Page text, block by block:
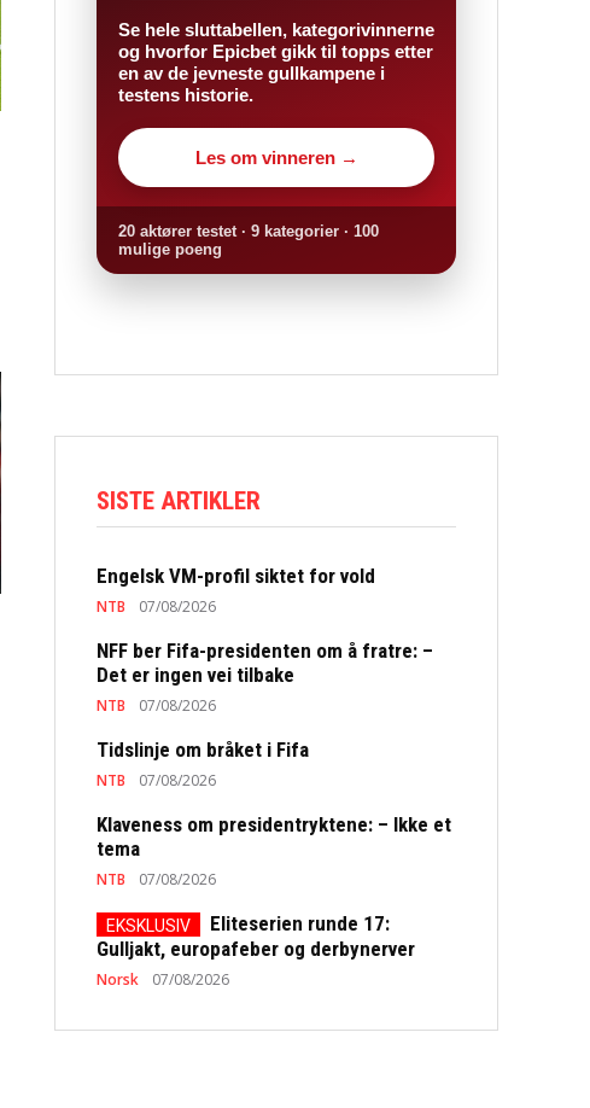
Se hele sluttabellen, kategorivinnerne
og hvorfor Epicbet gikk til topps etter
en av de jevneste gullkampene i
testens historie.
Les om vinneren →
20 aktører testet · 9 kategorier · 100
mulige poeng
SISTE ARTIKLER
Engelsk VM-profil siktet for vold
NTB 07/08/2026
NFF ber Fifa-presidenten om å fratre: –
Det er ingen vei tilbake
NTB 07/08/2026
Tidslinje om bråket i Fifa
NTB 07/08/2026
Klaveness om presidentryktene: – Ikke et
tema
NTB 07/08/2026
Eliteserien runde 17:
Gulljakt, europafeber og derbynerver
Norsk 07/08/2026